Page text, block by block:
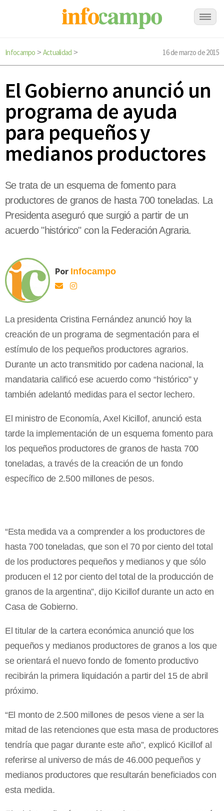
Infocampo > Actualidad > 16 de marzo de 2015
El Gobierno anunció un
programa de ayuda
para pequeños y
medianos productores
Se trata de un esquema de fomento para
productores de granos de hasta 700 toneladas. La
Presidenta aseguró que surgió a partir de un
acuerdo "histórico" con la Federación Agraria.
Por Infocampo
La presidenta Cristina Fernández anunció hoy la
creación de un programa de segmentación para el
estímulo de los pequeños productores agrarios.
Durante un acto transmitido por cadena nacional, la
mandataria calificó ese acuerdo como “histórico” y
también adelantó medidas para el sector lechero.
El ministro de Economía, Axel Kicillof, anunció esta
tarde la implementación de un esquema fomento para
los pequeños productores de granos de hasta 700
toneladas, a través de la creación de un fondo
específico de 2.500 millones de pesos.
“Esta medida va a comprender a los productores de
hasta 700 toneladas, que son el 70 por ciento del total
de los productores pequeños y medianos y que sólo
producen el 12 por ciento del total de la producción de
granos de la argentina”, dijo Kicillof durante un acto en
Casa de Gobierno.
El titular de la cartera económica anunció que los
pequeños y medianos productores de granos a los que
se orientará el nuevo fondo de fomento productivo
recibirán la primera liquidación a partir del 15 de abril
próximo.
“El monto de 2.500 millones de pesos viene a ser la
mitad de las retenciones que esta masa de productores
tendría que pagar durante este año”, explicó Kicillof al
referirse al universo de más de 46.000 pequeños y
medianos productores que resultarán beneficiados con
esta medida.